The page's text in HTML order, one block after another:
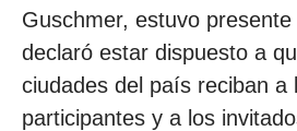
Guschmer, estuvo
declaró estar dispuesto a
ciudades del país reciban a
participantes y a los